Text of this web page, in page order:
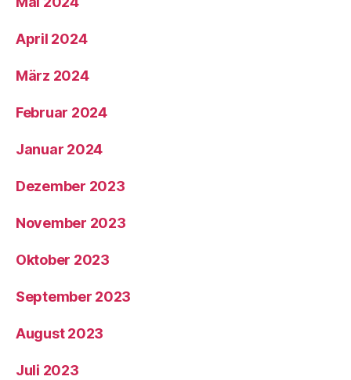
April 2024
März 2024
Februar 2024
Januar 2024
Dezember 2023
November 2023
Oktober 2023
September 2023
August 2023
Juli 2023